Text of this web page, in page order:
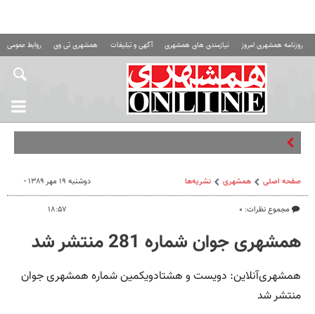
روزنامه همشهری امروز نیازمندی های همشهری آگهی و تبلیغات همشهری تی وی روابط عمومی
صفحه اصلی همشهری نشریه‌ها
مجموع نظرات: ۰
دوشنبه ۱۹ مهر ۱۳۸۹ -
۱۸:۵۷
همشهری جوان شماره 281 منتشر شد
همشهری‌آنلاین: دویست و هشتادو‌یکمین شماره همشهری جوان
منتشر شد